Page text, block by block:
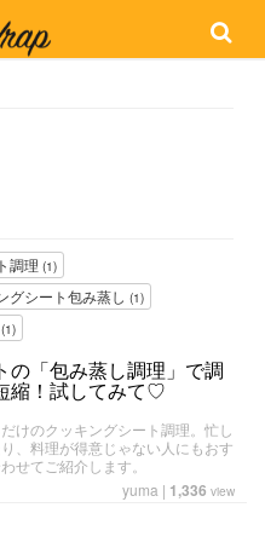
調理 (1)
グシート包み蒸し (1)
(1)
の「包み蒸し調理」で調
縮！試してみて♡
けのクッキングシート調理。忙し
、料理が得意じゃない人にもおす
せてご紹介します。
yuma | 1,336 view